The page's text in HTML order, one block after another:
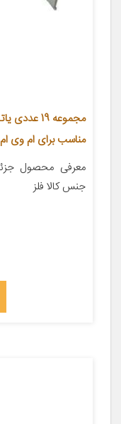
مناسب برای ام وی ام 110-3
جنس کالا فلز